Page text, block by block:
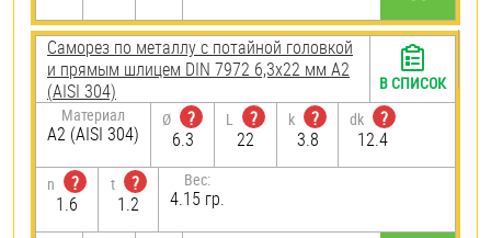
Саморез по металлу с потайной головкой
и прямым шлицем DIN 7972 6,3х22 мм А2
(AISI 304)
Материал
А2 (AISI 304)
Ø
?
6.3
L
?
22
k
?
3.8
dk
?
12.4
n
?
1.6
t
?
1.2
Вес:
4.15 гр.
В СПИСОК